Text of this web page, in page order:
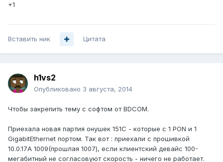
+1
Вставить ник Цитата
h1vs2
Опубликовано 3 августа, 2014
Чтобы закрепить тему с софтом от BDCOM.
Приехала новая партия онушек 151C - которые с 1 PON и 1
GigabitEthernet портом. Так вот : приехали с прошивкой
10.0.17A 1009(прошлая 1007), если клиентский девайс 100-
мегабитный не согласовуют скорость - ничего не работает.